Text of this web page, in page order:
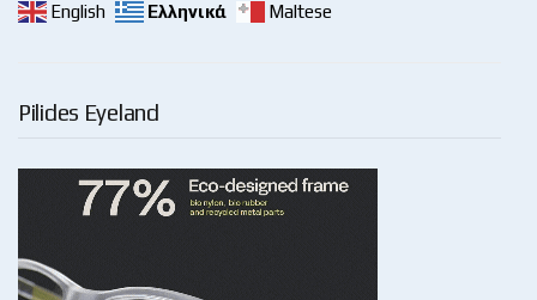
English Ελληνικά Maltese
Pilides Eyeland